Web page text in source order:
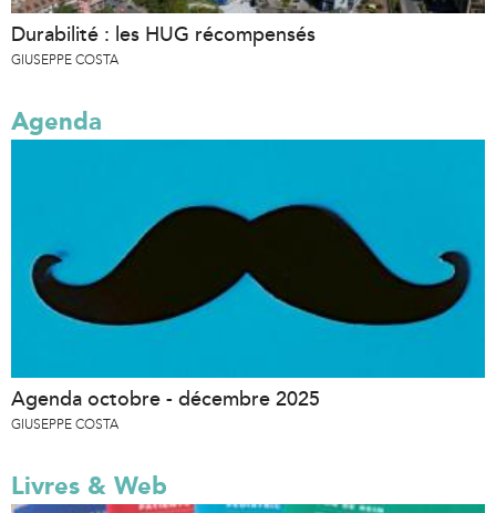
Durabilité : les HUG récompensés
GIUSEPPE COSTA
Agenda
Agenda octobre - décembre 2025
GIUSEPPE COSTA
Livres & Web